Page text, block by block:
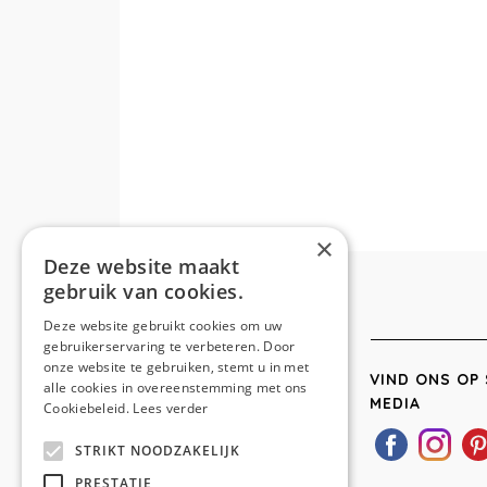
VIND ONS OP
MEDIA
×
Deze website maakt
gebruik van cookies.
Deze website gebruikt cookies om uw
gebruikerservaring te verbeteren. Door
onze website te gebruiken, stemt u in met
alle cookies in overeenstemming met ons
Cookiebeleid. Lees verder
STRIKT NOODZAKELIJK
PRESTATIE